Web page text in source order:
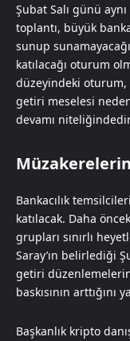
Şubat Salı günü
toplantı, büyük
sunup
katılacağı oturum
düzeyindeki oturum,
getiri meselesi
devamı
Bankacılık
katılacak. Daha
grupları sınırlı
Saray’ın belirlediği
getiri
baskısının arttığını
Başkanlık kripto